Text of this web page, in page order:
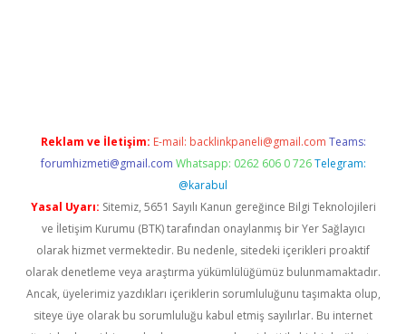
Reklam ve İletişim: E-mail: backlinkpaneli@gmail.com Teams:
forumhizmeti@gmail.com Whatsapp: 0262 606 0 726 Telegram:
@karabul
Yasal Uyarı: Sitemiz, 5651 Sayılı Kanun gereğince Bilgi Teknolojileri
ve İletişim Kurumu (BTK) tarafından onaylanmış bir Yer Sağlayıcı
olarak hizmet vermektedir. Bu nedenle, sitedeki içerikleri proaktif
olarak denetleme veya araştırma yükümlülüğümüz bulunmamaktadır.
Ancak, üyelerimiz yazdıkları içeriklerin sorumluluğunu taşımakta olup,
siteye üye olarak bu sorumluluğu kabul etmiş sayılırlar. Bu internet